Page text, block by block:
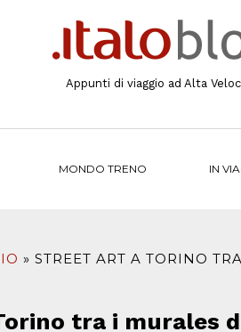
Appunti di viaggio ad Alta
MONDO TRENO IN
STREET ART A TORINO
tra i